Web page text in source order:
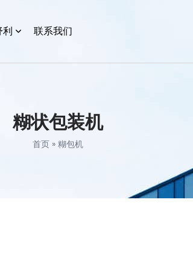
利 联系我们
糊状包装机
首页 » 糊包机